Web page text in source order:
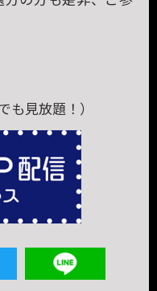
も見放題！）